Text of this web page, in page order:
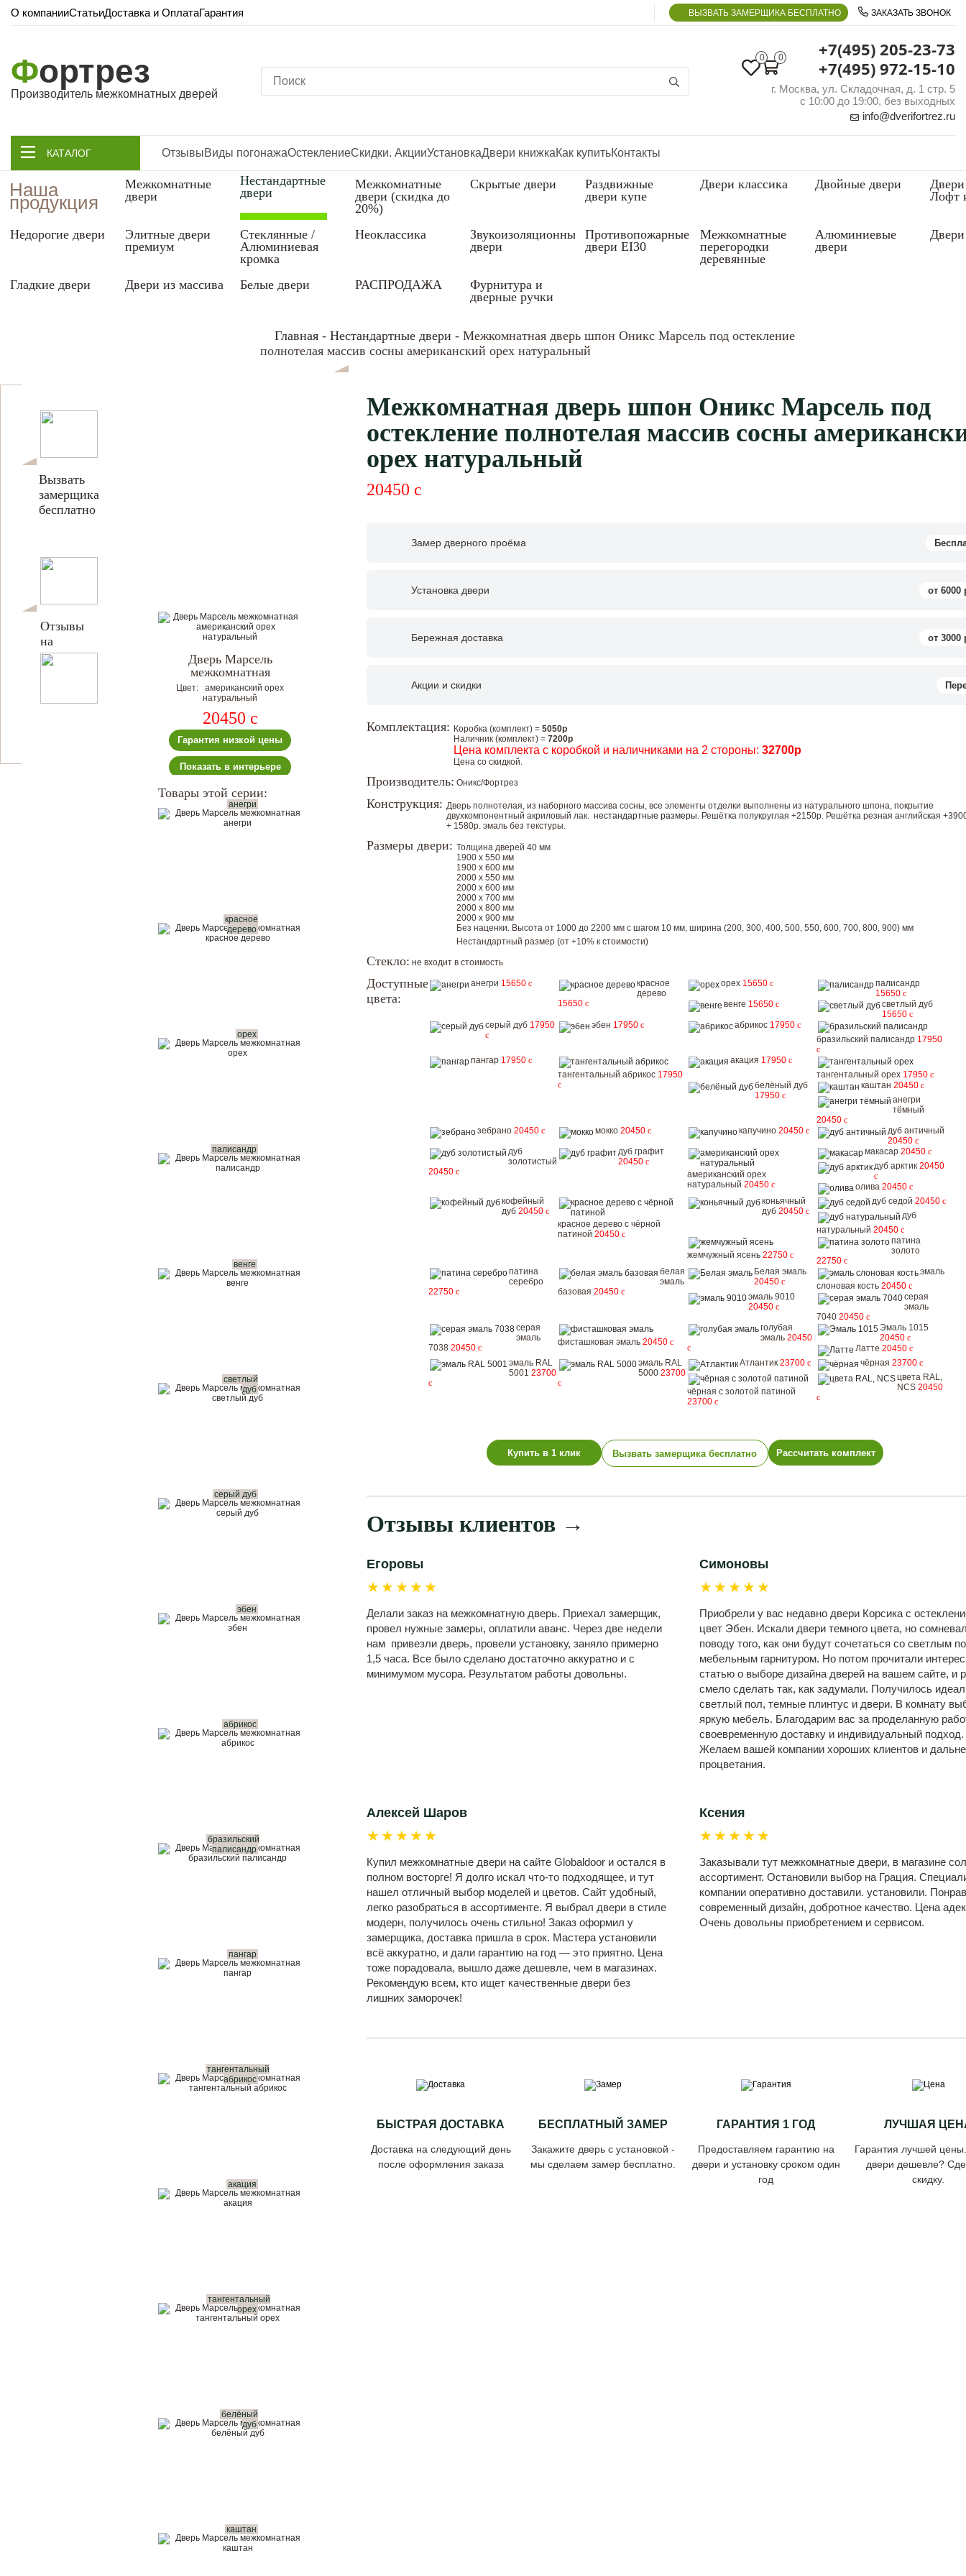
О компанииСтатьиДоставка и ОплатаГарантия ВЫЗВАТЬ ЗАМЕРЩИКА БЕСПЛАТНО ЗАКАЗАТЬ ЗВОНОК
Фортрез
Производитель межкомнатных дверей
0 0
+7(495) 205-23-73
+7(495) 972-15-10
г. Москва, ул. Складочная, д. 1 стр. 5
с 10:00 до 19:00, без выходных
info@dverifortrez.ru
КАТАЛОГ ОтзывыВиды погонажаОстеклениеСкидки. АкцииУстановкаДвери книжкаКак купитьКонтакты
Наша
продукция
Межкомнатные
двери
Нестандартные
двери
Межкомнатные
двери (скидка до
20%)
Скрытые двери
Раздвижные
двери купе
Двери классика Двойные двери
Лофт
Недорогие двери
Элитные двери
премиум
Стеклянные /
Алюминиевая
кромка
Неоклассика
Звукоизоляционные
двери
Противопожарные
двери EI30
Межкомнатные
перегородки
деревянные
Алюминиевые
двери
Двери
Гладкие двери Двери из массива Белые двери РАСПРОДАЖА
Фурнитура и
дверные ручки
Главная - Нестандартные двери - Межкомнатная дверь шпон Оникс Марсель под остекление
полнотелая массив сосны американский орех натуральный
Вызвать
замерщика
бесплатно
Отзывы
на
Дверь Марсель
межкомнатная
Цвет: американский орех
натуральный
20450 c
Гарантия низкой цены
Показать в интерьере
Товары этой серии:
анегри
красное
дерево
орех
палисандр
венге
светлый
дуб
серый дуб
эбен
абрикос
бразильский
палисандр
пангар
тангентальный
абрикос
акация
тангентальный
орех
белёный
дуб
каштан
Межкомнатная дверь шпон Оникс Марсель под
остекление полнотелая массив сосны
орех натуральный
20450 c
Замер дверного проёма
Установка двери от 6000
Бережная доставка от 3000
Акции и скидки
Комплектация: Коробка (комплект) = 5050р
Наличник (комплект) = 7200р
Цена комплекта с коробкой и наличниками на 2 стороны: 32700р
Цена со скидкой.
Производитель: Оникс/Фортрез
Конструкция: Дверь полнотелая, из наборного массива сосны, все элементы отделки выполнены из натурального шпона, покрытие
двухкомпонентный акриловый лак. нестандартные размеры. Решётка полукруглая +2150р. Решётка резная английская
+ 1580р. эмаль без текстуры.
Размеры двери: Толщина дверей 40 мм
1900 х 550 мм
1900 х 600 мм
2000 х 550 мм
2000 х 600 мм
2000 х 700 мм
2000 х 800 мм
2000 х 900 мм
Без наценки. Высота от 1000 до 2200 мм с шагом 10 мм, ширина (200, 300, 400, 500, 550, 600, 700, 800, 900) мм
Нестандартный размер (от +10% к стоимости)
Стекло: не входит в стоимость
Доступные
цвета:
анегри 15650 c
красное
дерево
15650 c
орех 15650 c
палисандр
15650 c
венге 15650 c
светлый дуб
15650 c
серый дуб 17950
c
эбен 17950 c абрикос 17950 c
бразильский палисандр 17950
c
пангар 17950 c
тангентальный абрикос 17950
c
акация 17950 c
тангентальный орех 17950 c
белёный дуб
17950 c
каштан 20450 c
анегри
тёмный
20450 c
зебрано 20450 c мокко 20450 c капучино 20450 c
дуб античный
20450 c
дуб
золотистый
20450 c
дуб графит
20450 c
американский орех
натуральный 20450 c
макасар 20450 c
дуб арктик 20450
c
олива 20450 c
кофейный
дуб 20450 c
красное дерево с чёрной
патиной 20450 c
коньячный
дуб 20450 c
дуб седой 20450 c
дуб
натуральный 20450 c
жемчужный ясень 22750 c
патина
золото
22750 c
патина
серебро
22750 c
белая
эмаль
базовая 20450 c
Белая эмаль
20450 c
эмаль
слоновая кость 20450 c
эмаль 9010
20450 c
серая
эмаль
7040 20450 c
серая
эмаль
7038 20450 c
фисташковая эмаль 20450 c
голубая
эмаль 20450
c
Эмаль 1015
20450 c
Латте 20450 c
эмаль RAL
5001 23700
c
эмаль RAL
5000 23700
c
Атлантик 23700 c чёрная 23700 c
чёрная с золотой патиной
23700 c
цвета RAL,
NCS 20450
c
Купить в 1 клик Вызвать замерщика бесплатно Рассчитать комплект
Отзывы клиентов →
Егоровы
★★★★★
Делали заказ на межкомнатную дверь. Приехал замерщик,
провел нужные замеры, оплатили аванс. Через две недели
нам привезли дверь, провели установку, заняло примерно
1,5 часа. Все было сделано достаточно аккуратно и с
минимумом мусора. Результатом работы довольны.
Симоновы
★★★★★
Приобрели у вас недавно двери Корсика с
цвет Эбен. Искали двери темного цвета, но
поводу того, как они будут сочетаться со светлым
мебельным гарнитуром. Но потом прочитали
статью о выборе дизайна дверей на вашем сайте, и
смело сделать так, как задумали. Получилось
светлый пол, темные плинтус и двери. В комнату
яркую мебель. Благодарим вас за проделанную
своевременную доставку и индивидуальный подход.
Желаем вашей компании хороших клиентов и
процветания.
Алексей Шаров
★★★★★
Купил межкомнатные двери на сайте Globaldoor и остался в
полном восторге! Я долго искал что-то подходящее, и тут
нашел отличный выбор моделей и цветов. Сайт удобный,
легко разобраться в ассортименте. Я выбрал двери в стиле
модерн, получилось очень стильно! Заказ оформил у
замерщика, доставка пришла в срок. Мастера установили
всё аккуратно, и дали гарантию на год — это приятно. Цена
тоже порадовала, вышло даже дешевле, чем в магазинах.
Рекомендую всем, кто ищет качественные двери без
лишних заморочек!
Ксения
★★★★★
Заказывали тут межкомнатные двери, в магазине
ассортимент. Остановили выбор на Грация.
компании оперативно доставили. установили.
современный дизайн, добротное качество. Цена
Очень довольны приобретением и сервисом.
БЫСТРАЯ ДОСТАВКА
Доставка на следующий день
после оформления заказа
БЕСПЛАТНЫЙ ЗАМЕР
Закажите дверь с установкой -
мы сделаем замер бесплатно.
ГАРАНТИЯ 1 ГОД
Предоставляем гарантию на
двери и установку сроком один
год
ЛУЧШАЯ
Гарантия лучшей
двери дешевле?
скидку.